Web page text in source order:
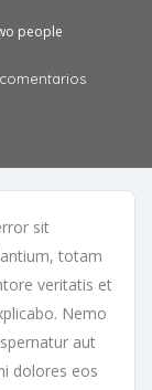
people
sit
totam
veritatis et
Nemo
aut
dolores eos